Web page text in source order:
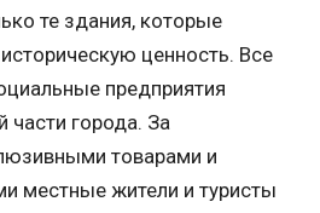
те здания, которые
ценность. Все
предприятия
части города. За
товарами и
местные жители и туристы